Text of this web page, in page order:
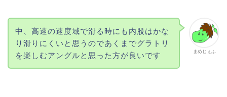
まめじぇふ
中、高速の速度域で滑る時にも内股はかな
り滑りにくいと思うのであくまでグラトリ
を楽しむアングルと思った方が良いです